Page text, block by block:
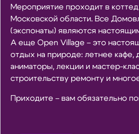
Мероприятие проходит в
Московской области. Все
(экспонаты) являются
А еще Open Village – это
отдых на природе: летнее кафе,
аниматоры, лекции и мастер-
строительству ремонту и
Приходите – вам обязательно